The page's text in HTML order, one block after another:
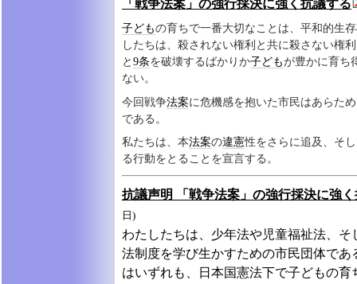
「戦争法案」の強行採決に強く抗議する
子どもの育ちで一番大切なことは、平和的生
したちは、殺されない権利と共に殺さない権
と9条を破壊するばかりか子どもが豊かに育ち
ない。
今回戦争法案に危機感を抱いた市民はあらた
である。
私たちは、本法案の違憲性をさらに追及、そ
る行動をとることを宣言する。
抗議声明 「戦争法案」の強行採決に強
日)
わたしたちは、少年法や児童福祉法、
法制度を学び生かすための市民団体で
はいずれも、日本国憲法下で子どもの